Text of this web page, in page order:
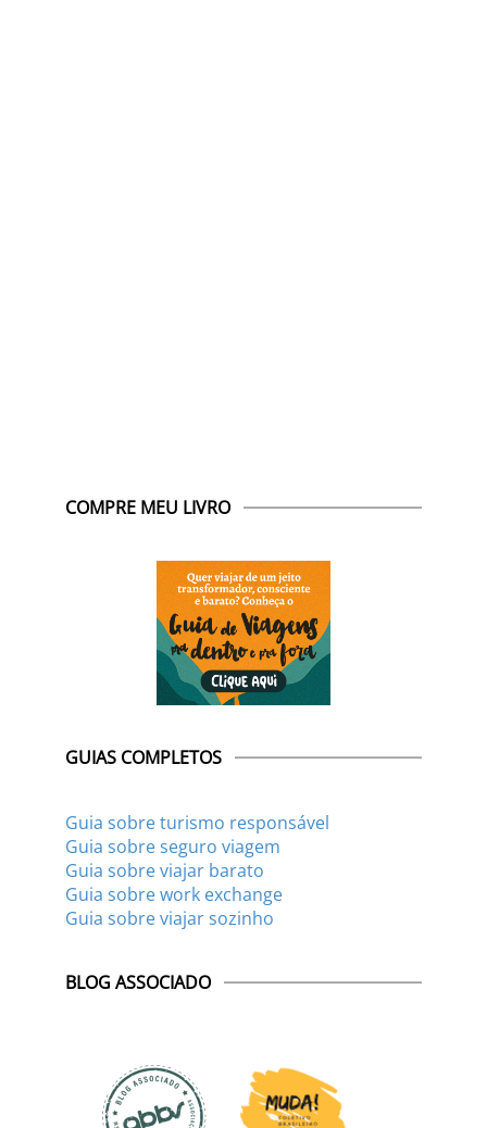
COMPRE MEU LIVRO
GUIAS COMPLETOS
Guia sobre turismo responsável
Guia sobre seguro viagem
Guia sobre viajar barato
Guia sobre work exchange
Guia sobre viajar sozinho
BLOG ASSOCIADO